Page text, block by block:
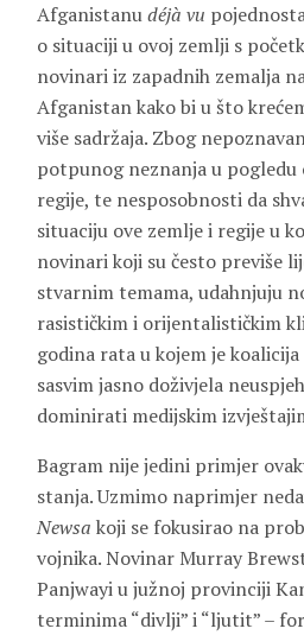
Afganistanudéjà vu
o situaciji u ovoj zemlji s
novinari iz zapadnih zemalja
Afganistan kako bi u što
više sadržaja. Zbog
potpunog neznanja u pogledu
regije, te nesposobnosti da
situaciju ove zemlje i regije u
novinari koji su često previše
stvarnim temama, udahnjuju
rasističkim i orijentalističkim
godina rata u kojem je
sasvim jasno doživjela
dominirati medijskim
Bagram nije jedini primjer
stanja. Uzmimo naprimjer
Newsa koji se fokusirao na
vojnika. Novinar Murray
Panjwayi u južnoj provinciji
terminima “divlji” i “ljutit” –